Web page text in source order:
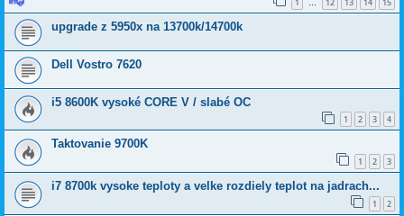
…
upgrade z 5950x na 13700k/14700k
Dell Vostro 7620
i5 8600K vysoké CORE V / slabé OC
1 2 3 4
Taktovanie 9700K
1 2 3
i7 8700k vysoke teploty a velke rozdiely teplot na jadrach...
1 2